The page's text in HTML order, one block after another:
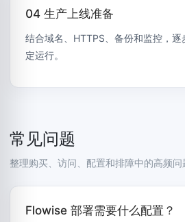
04 生产上线准备
结合域名、HTTPS、备份和监控，
定运行。
常见问题
整理购买、访问、配置和排障中的高频问
Flowise 部署需要什么配置？